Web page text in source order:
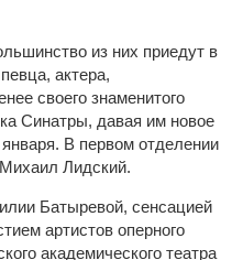
из них приедут в
актера,
своего знаменитого
Синатры, давая им новое
В первом отделении
Лидский.
Батыревой, сенсацией
артистов оперного
академического театра